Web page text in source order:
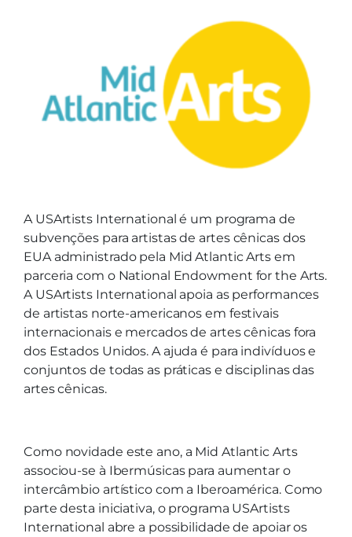
A USArtists International é um programa de
subvenções para artistas de artes cênicas dos
EUA administrado pela Mid Atlantic Arts em
parceria com o National Endowment for the Arts.
A USArtists International apoia as performances
de artistas norte-americanos em festivais
internacionais e mercados de artes cênicas fora
dos Estados Unidos. A ajuda é para indivíduos e
conjuntos de todas as práticas e disciplinas das
artes cênicas.
Como novidade este ano, a Mid Atlantic Arts
associou-se à Ibermúsicas para aumentar o
intercâmbio artístico com a Iberoamérica. Como
parte desta iniciativa, o programa USArtists
International abre a possibilidade de apoiar os